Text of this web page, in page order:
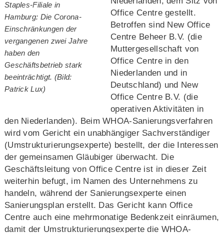
Staples-Filiale in
Hamburg: Die Corona-
Einschränkungen der
vergangenen zwei Jahre
haben den
Geschäftsbetrieb stark
beeinträchtigt. (Bild:
Patrick Lux)
Office Centre gestellt.
Betroffen sind New Office
Centre Beheer B.V. (die
Muttergesellschaft von
Office Centre in den
Niederlanden und in
Deutschland) und New
Office Centre B.V. (die
operativen Aktivitäten in
den Niederlanden). Beim WHOA-Sanierungsverfahren
wird vom Gericht ein unabhängiger Sachverständiger
(Umstrukturierungsexperte) bestellt, der die Interessen
der gemeinsamen Gläubiger überwacht. Die
Geschäftsleitung von Office Centre ist in dieser Zeit
weiterhin befugt, im Namen des Unternehmens zu
handeln, während der Sanierungsexperte einen
Sanierungsplan erstellt. Das Gericht kann Office
Centre auch eine mehrmonatige Bedenkzeit einräumen,
damit der Umstrukturierungsexperte die WHOA-